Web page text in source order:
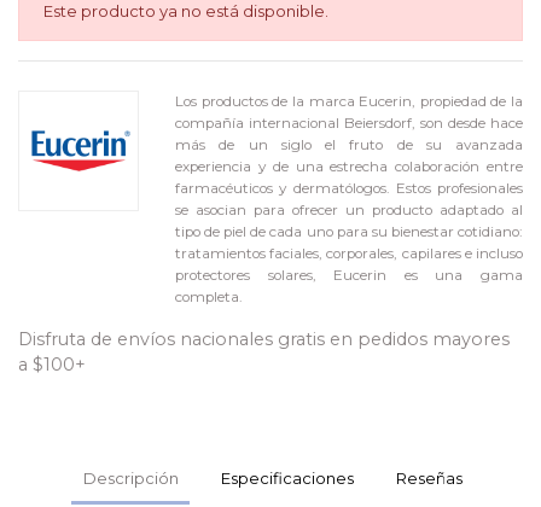
Este producto ya no está disponible.
Los productos de la marca Eucerin, propiedad de la
compañía internacional Beiersdorf, son desde hace
más de un siglo el fruto de su avanzada
experiencia y de una estrecha colaboración entre
farmacéuticos y dermatólogos. Estos profesionales
se asocian para ofrecer un producto adaptado al
tipo de piel de cada uno para su bienestar cotidiano:
tratamientos faciales, corporales, capilares e incluso
protectores solares, Eucerin es una gama
completa.
Disfruta de envíos nacionales gratis en pedidos mayores
a $100+
Descripción Especificaciones Reseñas